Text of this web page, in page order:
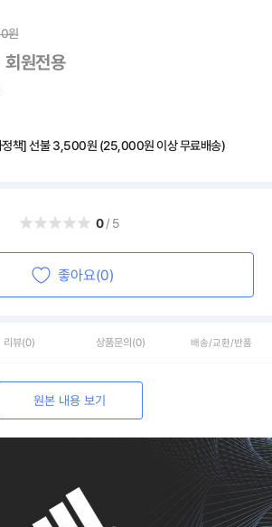
원
회원전용
책] 선불 3,500원 (25,000원 이상 무료배송)
0/5
좋아요(0)
리뷰(0) 상품문의 (0) 배송/교환/반품
원본 내용 보기